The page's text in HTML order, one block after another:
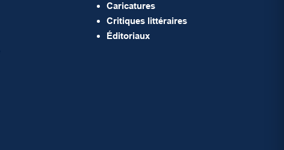
Caricatures
Critiques littéraires
Éditoriaux